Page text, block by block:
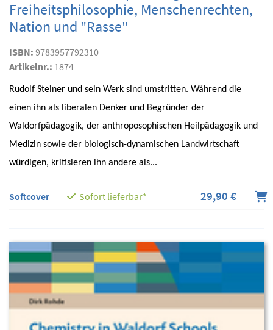
Freiheitsphilosophie, Menschenrechten,
Nation und "Rasse"
ISBN: 9783957792310
Artikelnr.: 1874
Rudolf Steiner und sein Werk sind umstritten. Während die
einen ihn als liberalen Denker und Begründer der
Waldorfpädagogik, der anthroposophischen Heilpädagogik und
Medizin sowie der biologisch-dynamischen Landwirtschaft
würdigen, kritisieren ihn andere als...
Softcover Sofort lieferbar* 29,90 €